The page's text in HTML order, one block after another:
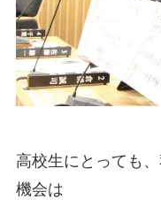
高校生にとっても
機会は